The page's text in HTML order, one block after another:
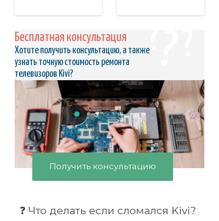
Бесплатная консультация
Хотите получить консультацию, а также
узнать точную стоимость ремонта
телевизоров Kivi?
Получить консультацию
❓ Что делать если сломался Kivi?